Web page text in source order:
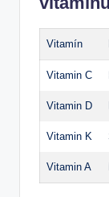
Vitamín
Vitamin⁤ C
Vitamin⁢ D
Vitamin ‌K
Vitamin A